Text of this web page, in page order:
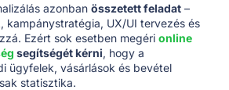
azonban összetett feladat–
kampánystratégia, UX/UI tervezés és
Ezért sok esetben megéri online
segítségét kérni, hogy a
ügyfelek, vásárlások és bevétel
statisztika.